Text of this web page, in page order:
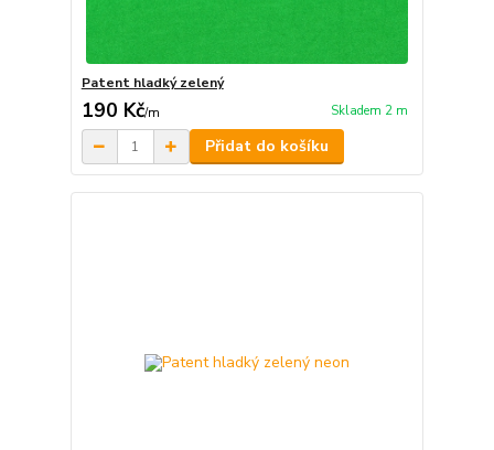
Patent hladký zelený
190 Kč/m Skladem 2 m
Přidat do košíku